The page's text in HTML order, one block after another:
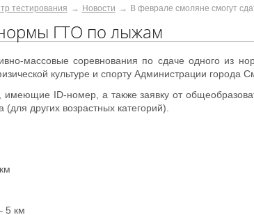
тестирования Новости В феврале смоляне смогут
ГТО по лыжам
массовые соревнования по сдаче одного из
культуре и спорту Администрации города
ID-номер, а также заявку от
других возрастных категорий).
5 км